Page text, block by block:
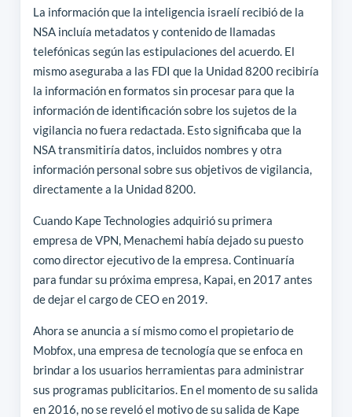
La información que la inteligencia israelí recibió de la
NSA incluía metadatos y contenido de llamadas
telefónicas según las estipulaciones del acuerdo. El
mismo aseguraba a las FDI que la Unidad 8200 recibiría
la información en formatos sin procesar para que la
información de identificación sobre los sujetos de la
vigilancia no fuera redactada. Esto significaba que la
NSA transmitiría datos, incluidos nombres y otra
información personal sobre sus objetivos de vigilancia,
directamente a la Unidad 8200.
Cuando Kape Technologies adquirió su primera
empresa de VPN, Menachemi había dejado su puesto
como director ejecutivo de la empresa. Continuaría
para fundar su próxima empresa, Kapai, en 2017 antes
de dejar el cargo de CEO en 2019.
Ahora se anuncia a sí mismo como el propietario de
Mobfox, una empresa de tecnología que se enfoca en
brindar a los usuarios herramientas para administrar
sus programas publicitarios. En el momento de su salida
en 2016, no se reveló el motivo de su salida de Kape